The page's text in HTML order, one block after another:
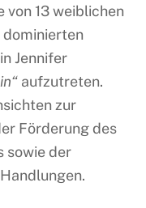
von 13 weiblichen
dominierten
Jennifer
aufzutreten.
zur
Förderung des
sowie der